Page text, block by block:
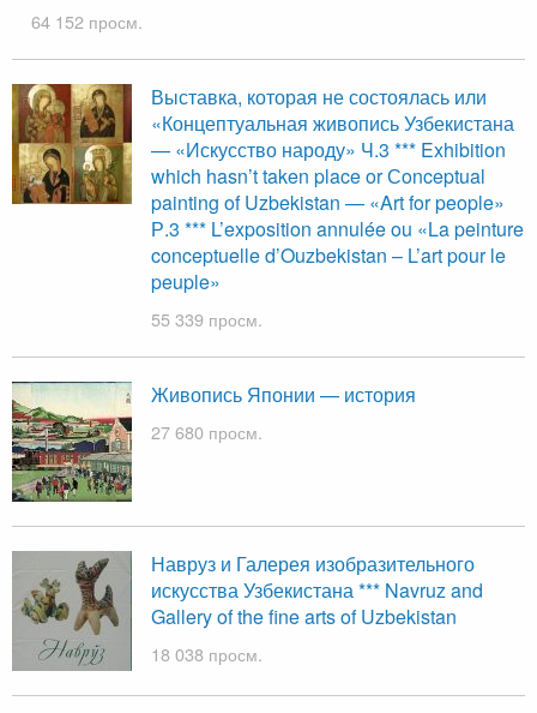
64 152 просм.
Выставка, которая не состоялась или
«Концептуальная живопись Узбекистана
— «Искусство народу» Ч.3 *** Exhibition
which hasn’t taken place or Сonceptual
painting of Uzbekistan — «Art for people»
Р.3 *** L’exposition annulée ou «La peinture
conceptuelle d’Ouzbekistan – L’art pour le
peuple»
55 339 просм.
Живопись Японии — история
27 680 просм.
Навруз и Галерея изобразительного
искусства Узбекистана *** Navruz and
Gallery of the fine arts of Uzbekistan
18 038 просм.